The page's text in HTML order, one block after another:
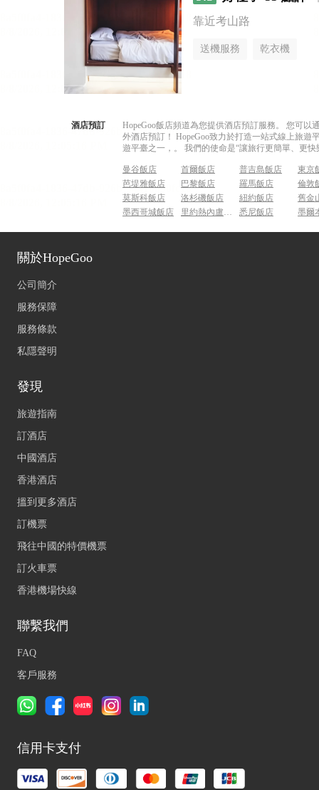
靠近考山路
送機服務 乾衣機
酒店預訂
HopeGoo飯店頻道為您提供酒店預訂服務。 您可
外酒店預訂！ HopeGoo致力於打造一站式線上旅
遊平臺之一，。 我們的使命是“讓旅行更簡單、更
曼谷飯店 首爾飯店 普吉島飯店
東京
芭堤雅飯店
巴黎飯店 羅馬飯店
倫敦
莫斯科飯店
洛杉磯飯店 紐約飯店
舊金
墨西哥城飯店
里約熱內盧飯店 悉尼飯店 墨爾
關於HopeGoo
公司簡介
服務保障
服務條款
私隱聲明
發現
旅遊指南
訂酒店
中國酒店
香港酒店
搵到更多酒店
訂機票
飛往中國的特價機票
訂火車票
香港機場快線
聯繫我們
FAQ
客戶服務
信用卡支付